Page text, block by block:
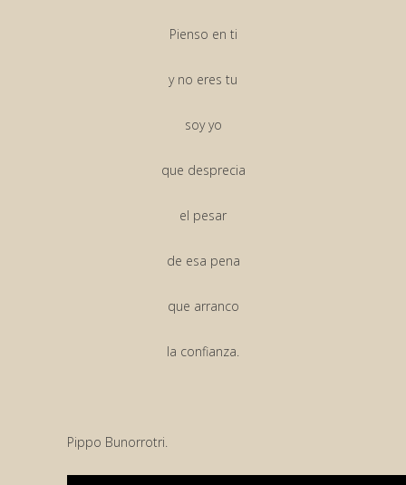
Pienso en ti
y no eres tu
soy yo
que desprecia
el pesar
de esa pena
que arranco
la confianza.
Pippo Bunorrotri.